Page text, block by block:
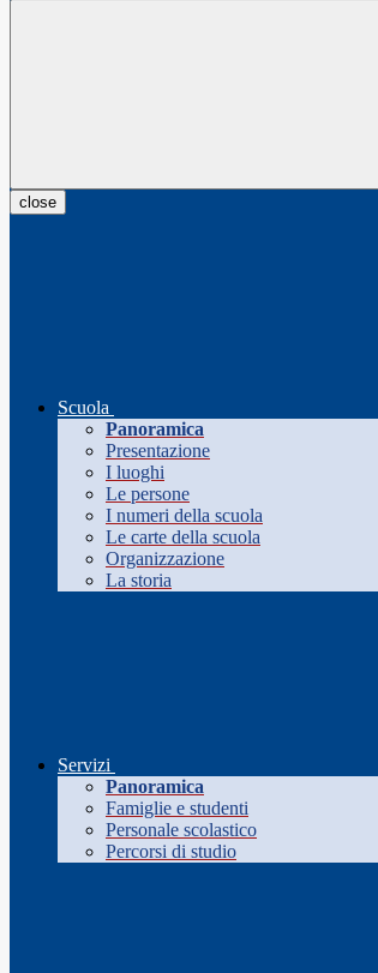
close
Scuola
Panoramica
Presentazione
I luoghi
Le persone
I numeri della scuola
Le carte della scuola
Organizzazione
La storia
Servizi
Panoramica
Famiglie e studenti
Personale scolastico
Percorsi di studio